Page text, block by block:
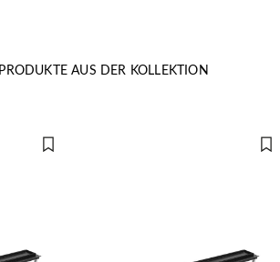
AUS DER KOLLEKTION